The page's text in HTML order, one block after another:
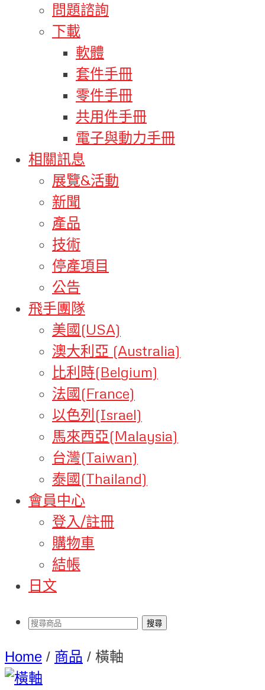
問題諮詢
下載
軟體
套件手冊
零件手冊
共用件手冊
電子與動力手冊
相關訊息
展覽&活動
新聞
產品
技術
停產項目
公告
飛手團隊
美國(USA)
澳大利亞 (Australia)
比利時(Belgium)
法國(France)
以色列(Israel)
馬來西亞(Malaysia)
台灣(Taiwan)
泰國(Thailand)
會員中心
登入/註冊
購物車
結帳
日文
Home / 商品 / 橫軸